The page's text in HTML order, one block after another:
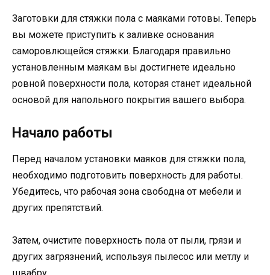
Заготовки для стяжки пола с маяками готовы. Теперь
вы можете приступить к заливке основания
саморовлющейся стяжки. Благодаря правильно
установленным маякам вы достигнете идеально
ровной поверхности пола, которая станет идеальной
основой для напольного покрытия вашего выбора.
Начало работы
Перед началом установки маяков для стяжки пола,
необходимо подготовить поверхность для работы.
Убедитесь, что рабочая зона свободна от мебели и
других препятствий.
Затем, очистите поверхность пола от пыли, грязи и
других загрязнений, используя пылесос или метлу и